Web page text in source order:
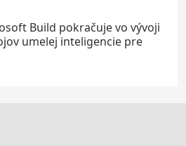
Build pokračuje vo vývoji
umelej inteligencie pre